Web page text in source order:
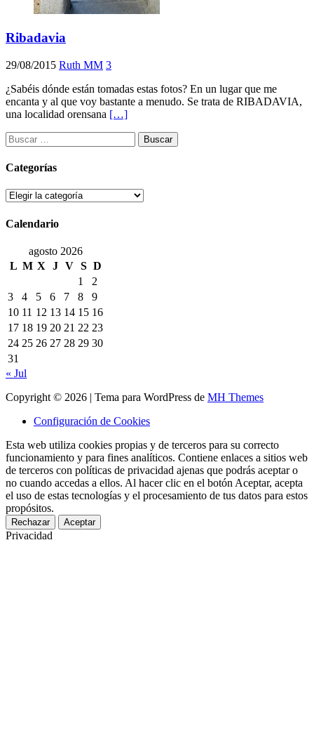
Ribadavia
29/08/2015 Ruth MM 3
¿Sabéis dónde están tomadas estas fotos? En un lugar que me
encanta y al que voy bastante a menudo. Se trata de RIBADAVIA,
una localidad orensana […]
Buscar:
Categorías
Categorías
Calendario
agosto 2026
L M X J V S D
1
2
3
4 5 6 7 8
9
10 11 12 13 14 15 16
17 18 19 20 21 22 23
24 25 26 27 28 29 30
31
« Jul
Copyright © 2026 | Tema para WordPress de MH Themes
Configuración de Cookies
Esta web utiliza cookies propias y de terceros para su correcto
funcionamiento y para fines analíticos. Contiene enlaces a sitios web
de terceros con políticas de privacidad ajenas que podrás aceptar o
no cuando accedas a ellos. Al hacer clic en el botón Aceptar, acepta
el uso de estas tecnologías y el procesamiento de tus datos para estos
propósitos.
Rechazar Aceptar
Privacidad